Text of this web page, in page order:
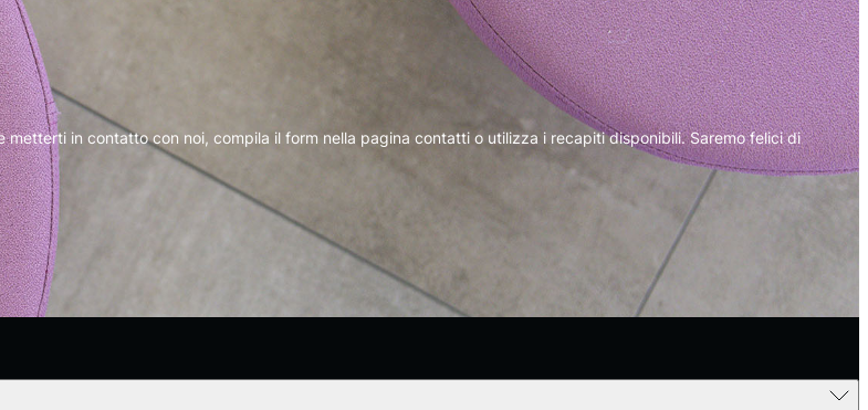
in contatto con noi, compila il form nella pagina contatti o utilizza i recapiti disponibili. Saremo felici di